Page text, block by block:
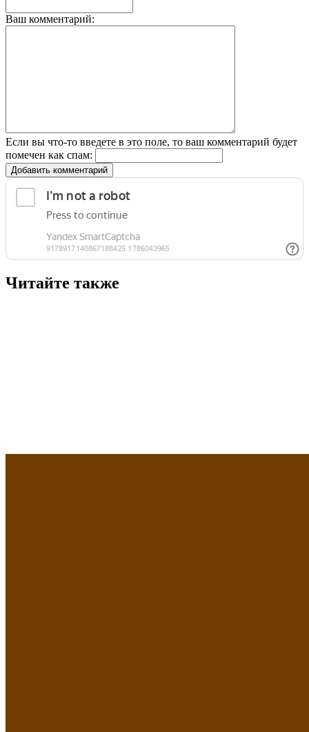
Ваш комментарий:
Если вы что-то введете в это поле, то ваш комментарий будет
помечен как спам:
Добавить комментарий
Читайте также